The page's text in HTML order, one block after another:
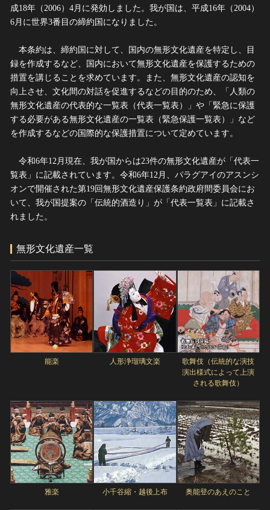
動画で見る無形の文化財 サイトマップ
文化遺産データベース
国指定文化財等データベース
成18年（2006）4月に発効しました。我が国は、平成16年（2004）
6月に世界3番目の締約国になりました。
本条約は、締約国に対して、国内の無形文化遺産を特定し、目
録を作成するなど、国内において無形文化遺産を保護するための
措置を講じることを求めています。また、無形文化遺産の認知を
向上させ、文化間の対話を促進するなどの目的のため、「人類の
無形文化遺産の代表的な一覧表（代表一覧表）」や「緊急に保護
する必要がある無形文化遺産の一覧表（緊急保護一覧表）」など
を作成するなどの国際的な保護措置について定めています。
令和6年12月現在、我が国からは23件の無形文化遺産が「代表一
覧表」に記載されています。令和6年12月、パラグアイのアスンシ
オンで開催された第19回無形文化遺産保護条約政府間委員会にお
いて、我が国提案の「伝統的酒造り」が「代表一覧表」に記載さ
れました。
無形文化遺産一覧
能楽 人形浄瑠璃文楽
歌舞伎（伝統的な演技
演出様式によって上演
される歌舞伎）
雅楽 小千谷縮・越後上布 奥能登のあえのこと